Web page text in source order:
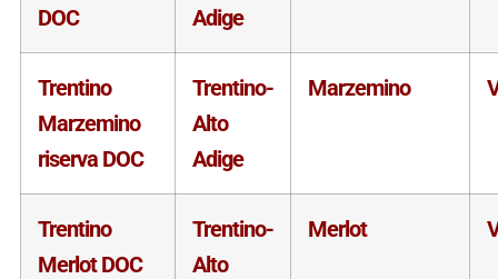
DOC
Adige
Trentino
Marzemino
riserva DOC
Trentino-
Alto
Adige
Marzemino
Trentino
Merlot DOC
Trentino-
Alto
Merlot